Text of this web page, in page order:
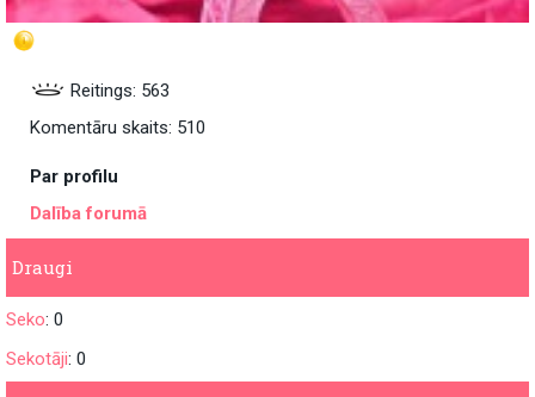
Reitings: 563
Komentāru skaits: 510
Par profilu
Dalība forumā
Draugi
Seko: 0
Sekotāji: 0